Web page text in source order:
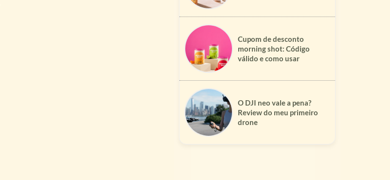
Cupom de desconto
morning shot: Código
válido e como usar
O DJI neo vale a pena?
Review do meu primeiro
drone